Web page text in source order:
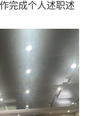
完成个人述职述